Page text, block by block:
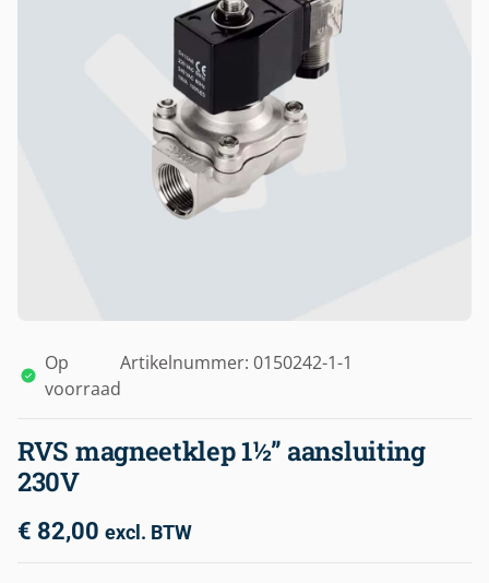
Op
voorraad
Artikelnummer: 0150242-1-1
RVS magneetklep 1½” aansluiting
230V
€ 82,00 excl. BTW